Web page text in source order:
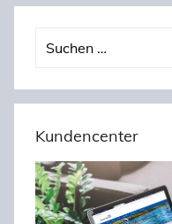
c
e
n
n
a
Kundencenter